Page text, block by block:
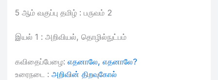
5 ஆம் வகுப்பு தமிழ் : பருவம் 2
இயல் 1 : அறிவியல், தொழில்நுட்பம்
கவிதைப்பேழை:எதனாலே, எதனாலே?
உரைநடை :அறிவின் திறவுகோல்